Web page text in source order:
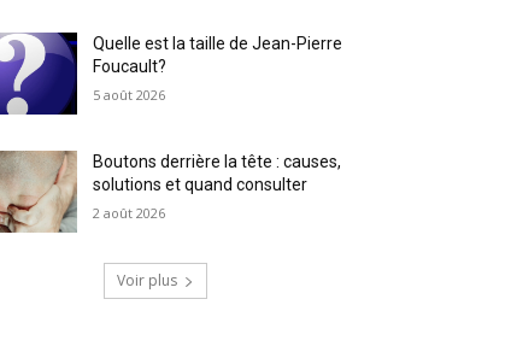
Quelle est la taille de Jean-Pierre
Foucault?
5 août 2026
Boutons derrière la tête : causes,
solutions et quand consulter
2 août 2026
Voir plus